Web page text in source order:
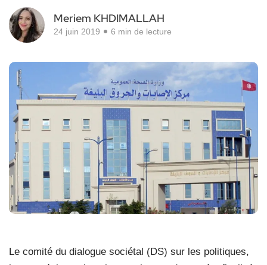
Meriem KHDIMALLAH
24 juin 2019 6 min de lecture
Le comité du dialogue sociétal (DS) sur les politiques,